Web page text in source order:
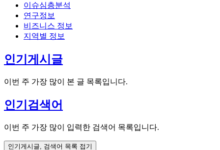
이슈심층분석
연구정보
비즈니스 정보
지역별 정보
인기게시글
이번 주 가장 많이 본 글 목록입니다.
인기검색어
이번 주 가장 많이 입력한 검색어 목록입니다.
인기게시글, 검색어 목록 접기